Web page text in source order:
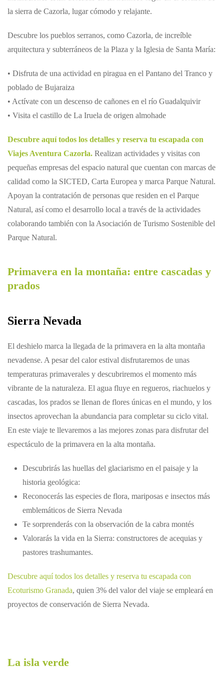
la sierra de Cazorla, lugar cómodo y relajante.
Descubre los pueblos serranos, como Cazorla, de increíble
arquitectura y subterráneos de la Plaza y la Iglesia de Santa María:
• Disfruta de una actividad en piragua en el Pantano del Tranco y
poblado de Bujaraiza
• Actívate con un descenso de cañones en el río Guadalquivir
• Visita el castillo de La Iruela de origen almohade
Descubre aquí todos los detalles y reserva tu escapada con
Viajes Aventura Cazorla. Realizan actividades y visitas con
pequeñas empresas del espacio natural que cuentan con marcas de
calidad como la SICTED, Carta Europea y marca Parque Natural.
Apoyan la contratación de personas que residen en el Parque
Natural, así como el desarrollo local a través de la actividades
colaborando también con la Asociación de Turismo Sostenible del
Parque Natural.
Primavera en la montaña: entre cascadas y
prados
Sierra Nevada
El deshielo marca la llegada de la primavera en la alta montaña
nevadense. A pesar del calor estival disfrutaremos de unas
temperaturas primaverales y descubriremos el momento más
vibrante de la naturaleza. El agua fluye en regueros, riachuelos y
cascadas, los prados se llenan de flores únicas en el mundo, y los
insectos aprovechan la abundancia para completar su ciclo vital.
En este viaje te llevaremos a las mejores zonas para disfrutar del
espectáculo de la primavera en la alta montaña.
Descubrirás las huellas del glaciarismo en el paisaje y la
historia geológica:
Reconocerás las especies de flora, mariposas e insectos más
emblemáticos de Sierra Nevada
Te sorprenderás con la observación de la cabra montés
Valorarás la vida en la Sierra: constructores de acequias y
pastores trashumantes.
Descubre aquí todos los detalles y reserva tu escapada con
Ecoturismo Granada, quien 3% del valor del viaje se empleará en
proyectos de conservación de Sierra Nevada.
La isla verde